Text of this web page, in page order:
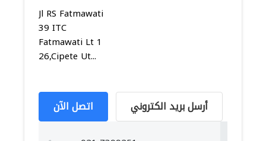
Jl RS Fatmawati
39 ITC
Fatmawati Lt 1
26,Cipete Ut...
اتصل الآن أرسل بريد الكتروني